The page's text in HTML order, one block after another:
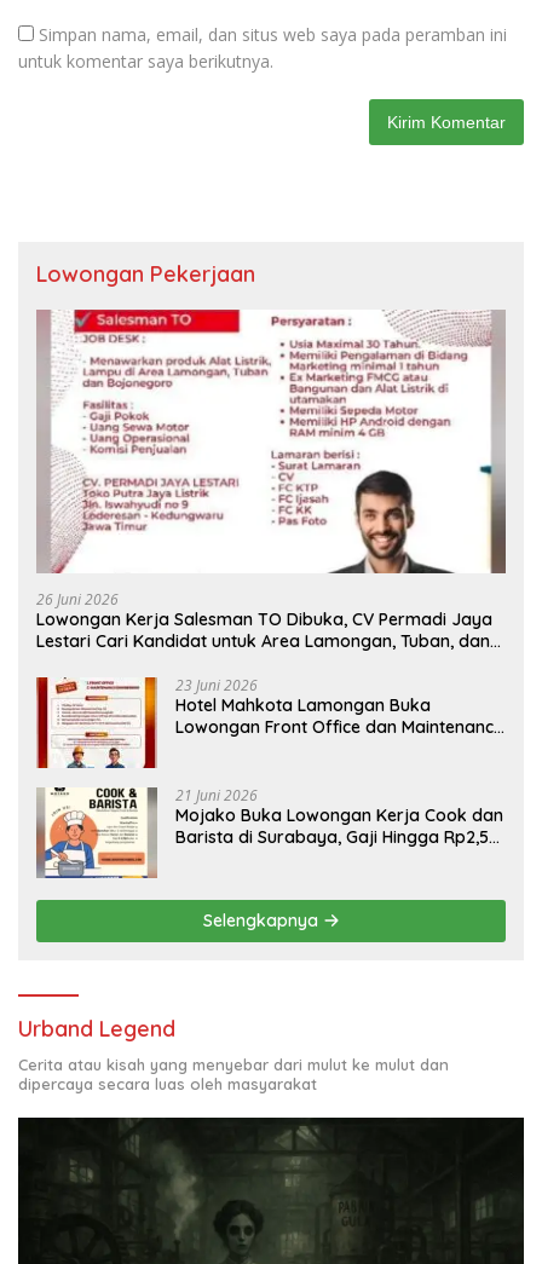
Simpan nama, email, dan situs web saya pada peramban ini
untuk komentar saya berikutnya.
Lowongan Pekerjaan
26 Juni 2026
Lowongan Kerja Salesman TO Dibuka, CV Permadi Jaya
Lestari Cari Kandidat untuk Area Lamongan, Tuban, dan
23 Juni 2026
Hotel Mahkota Lamongan Buka
Lowongan Front Office dan Maintenance
21 Juni 2026
Mojako Buka Lowongan Kerja Cook dan
Barista di Surabaya, Gaji Hingga Rp2,5
Selengkapnya
Urband Legend
Cerita atau kisah yang menyebar dari mulut ke mulut dan
dipercaya secara luas oleh masyarakat